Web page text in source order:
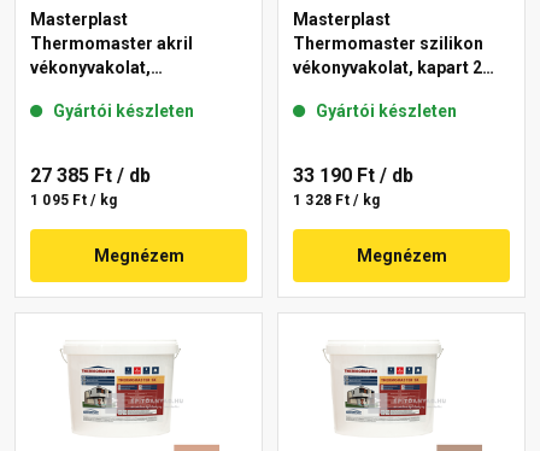
Masterplast
Thermomaster akril
vékonyvakolat,
14-C 25 kg
Gyártói készleten
27 385 Ft / db
1 095 Ft / kg
Megnézem
Masterplast
Thermomaster szilikon
vékonyvakolat, kapart 2
Gyártói készleten
33 190 Ft / db
1 328 Ft / kg
Megnézem